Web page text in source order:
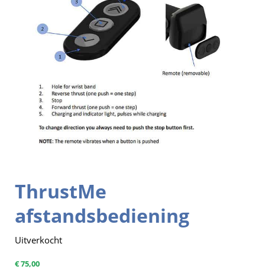
ThrustMe
afstandsbediening
Uitverkocht
€75,00